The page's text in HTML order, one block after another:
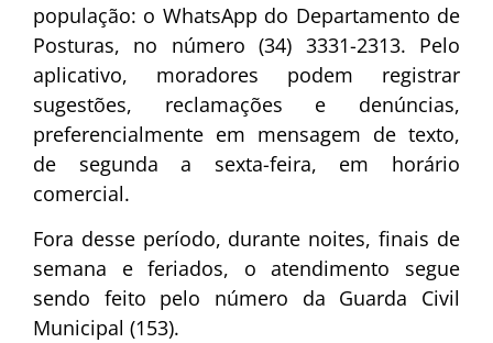
população: o WhatsApp do Departamento de
Posturas, no número (34) 3331-2313. Pelo
aplicativo, moradores podem registrar
sugestões, reclamações e denúncias,
preferencialmente em mensagem de texto,
de segunda a sexta-feira, em horário
comercial.
Fora desse período, durante noites, finais de
semana e feriados, o atendimento segue
sendo feito pelo número da Guarda Civil
Municipal (153).